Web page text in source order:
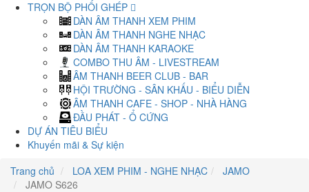
TRỌN BỘ PHỐI GHÉP
DÀN ÂM THANH XEM PHIM
DÀN ÂM THANH NGHE NHẠC
DÀN ÂM THANH KARAOKE
COMBO THU ÂM - LIVESTREAM
ÂM THANH BEER CLUB - BAR
HỘI TRƯỜNG - SÂN KHẤU - BIỂU DIỄN
ÂM THANH CAFE - SHOP - NHÀ HÀNG
ĐẦU PHÁT - Ổ CỨNG
DỰ ÁN TIÊU BIỂU
Khuyến mãi & Sự kiện
Trang chủ
LOA XEM PHIM - NGHE NHẠC
JAMO
JAMO S626